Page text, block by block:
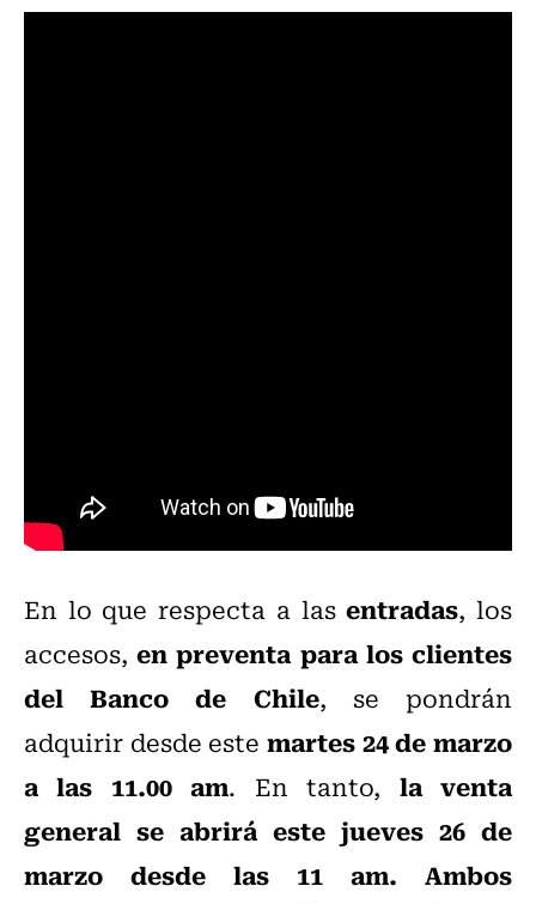
En lo que respecta a lasentradas, los
accesos,en preventa para los clientes
del Banco de Chile, se pondrán
adquirir desde este martes 24 de marzo
a las 11.00 am. En tanto, la venta
general se abrirá este jueves 26 de
marzo desde las 11 am. Ambos